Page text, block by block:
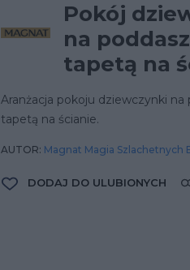
Pokój
na
tapetą na
Aranżacja pokoju dziewczynki na
tapetą na ścianie.
AUTOR: Magnat Magia Szlachetnych
DODAJ DO ULUBIONYCH